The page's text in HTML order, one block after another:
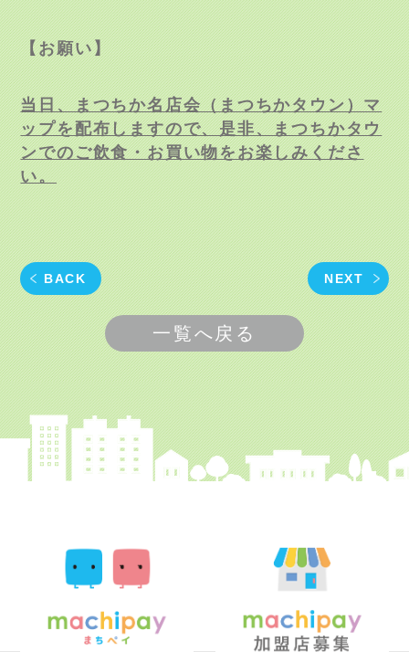
【お願い】
当日、まつちか名店会（まつちかタウン）マ
ップを配布しますので、是非、まつちかタウ
ンでのご飲食・お買い物をお楽しみくださ
い。
BACK NEXT
一覧へ戻る